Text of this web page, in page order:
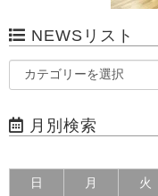
NEWSリスト
月別検索
日 月 火